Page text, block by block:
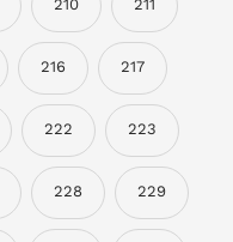
210 211
216 217
222 223
228 229